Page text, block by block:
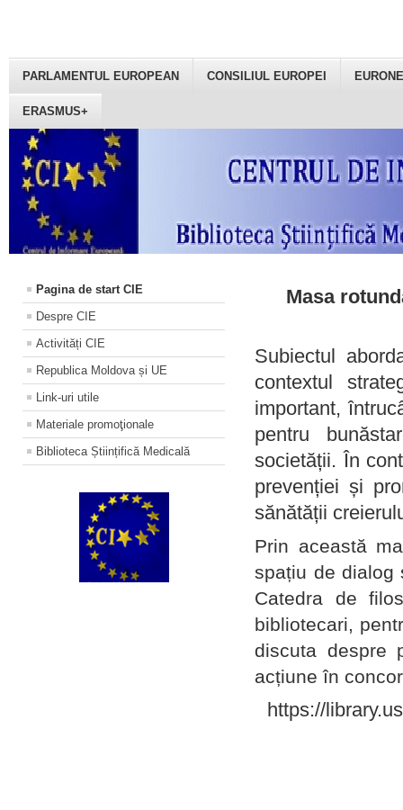
PARLAMENTUL EUROPEAN CONSILIUL EUROPEI
ERASMUS+
Pagina de start CIE
Despre CIE
Activități CIE
Republica Moldova și UE
Link-uri utile
Materiale promoţionale
Biblioteca Științifică Medicală
Masa
Subiectul
contextul
important,
pentru
societății. În
prevenției și
sănătății
Prin această
spațiu de dialog
Catedra de
bibliotecari,
discuta despre
acțiune în
https://